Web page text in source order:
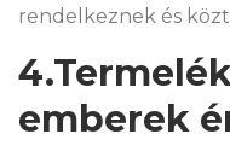
rendelkeznek és
emberek